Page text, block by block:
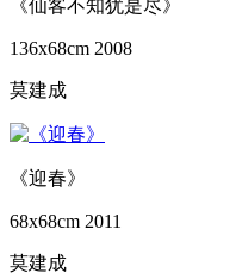
《仙客不知犹是尽》
136x68cm 2008
莫建成
《迎春》
68x68cm 2011
莫建成